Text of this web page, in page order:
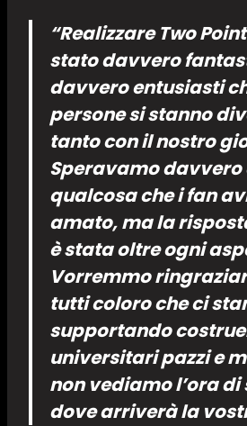
“Realizzare Two
stato davvero
davvero entusiasti
persone si stanno
tanto con il nostro
Speravamo davvero
qualcosa che i fan
amato, ma la
è stata oltre ogni
Vorremmo
tutti coloro che ci
supportando
universitari pazzi e
non vediamo l’ora
dove arriverà la